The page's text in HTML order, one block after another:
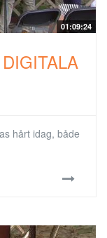
01:09:24
hårt idag, både